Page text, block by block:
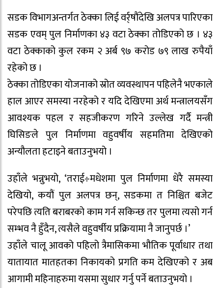
सडक विभागअन्तर्गत ठेक्का लिई वर्र्षौंदेखि अलपत्र पारिएका
सडक एवम् पुल निर्माणका ४३ वटा ठेक्का तोडिएको छ । ४३
वटा ठेक्काको कुल रकम २ अर्ब ९७ करोड ७९ लाख रुपैयाँ
रहेको छ ।
ठेक्का तोडिएका योजनाको स्रोत व्यवस्थापन पहिलेनै भएकाले
हाल आएर समस्या नरहेको र यदि देखिएमा अर्थ मन्त्रालयसँग
आवश्यक पहल र सहजीकरण गरिने उल्लेख गर्दै मन्त्री
घिसिङले पुल निर्माणमा वहुवर्षीय सहमतिमा देखिएको
अन्यौलता हटाइने बताउनुभयो ।
उहाँले भन्नुभयो, ‘तराई÷मधेशमा पुल निर्माणमा धेरै समस्या
देखियो, कयौं पुल अलपत्र छन्, सडकमा त निश्चित बजेट
परेपछि त्यति बराबरको काम गर्न सकिन्छ तर पुलमा त्यसो गर्न
सम्भव नै हुँदैन, त्यसैले वहुवर्षीय प्रक्रियामा नै जानुपर्छ ।’
उहाँले चालू आवको पहिलो त्रैमासिकमा भौतिक पूर्वाधार तथा
यातायात मातहतका निकायको प्रगति कम देखिएको र अब
आगामी महिनाहरुमा यसमा सुधार गर्नु पर्ने बताउनुभयो ।